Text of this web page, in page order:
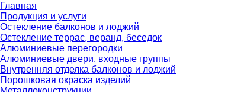
Главная
Продукция и услуги
Остекление балконов и лоджий
Остекление террас, веранд, беседок
Алюминиевые перегородки
Алюминиевые двери, входные группы
Внутренняя отделка балконов и лоджий
Порошковая окраска изделий